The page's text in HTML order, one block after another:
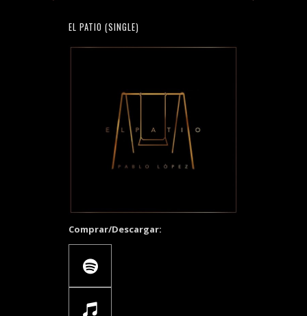
EL PATIO (SINGLE)
Comprar/Descargar: